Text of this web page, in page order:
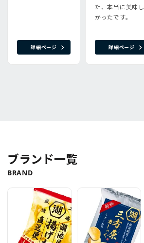
詳細ページ 詳細ページ
た、本当に美味し
かったです。
ブランド一覧
BRAND